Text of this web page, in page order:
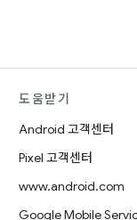
도움받기
Android 고객센터
Pixel 고객센터
www.android.com
Google Mobile